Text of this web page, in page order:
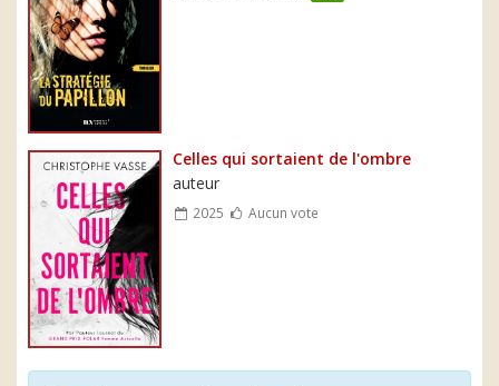
Celles qui sortaient de l'ombre
auteur
2025 Aucun vote